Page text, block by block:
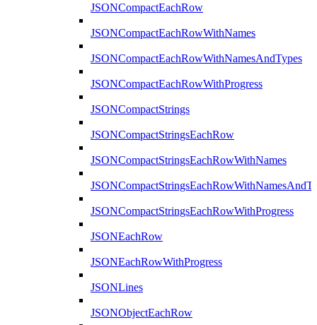
JSONCompactEachRow
JSONCompactEachRowWithNames
JSONCompactEachRowWithNamesAndTypes
JSONCompactEachRowWithProgress
JSONCompactStrings
JSONCompactStringsEachRow
JSONCompactStringsEachRowWithNames
JSONCompactStringsEachRowWithProgress
JSONEachRow
JSONEachRowWithProgress
JSONLines
JSONObjectEachRow